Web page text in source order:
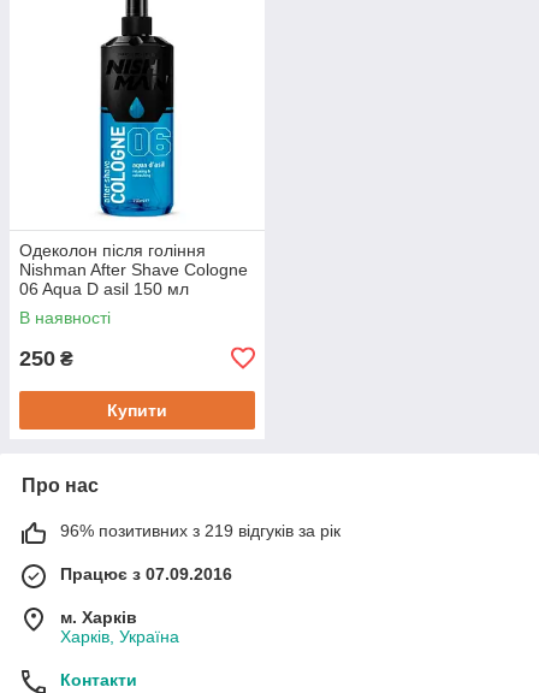
Одеколон після гоління
Nishman After Shave Cologne
06 Aqua D asil 150 мл
В наявності
250 ₴
Купити
Про нас
96% позитивних з 219 відгуків за рік
Працює з 07.09.2016
м. Харків
Харків, Україна
Контакти